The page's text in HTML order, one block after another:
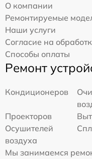
О компании
Ремонтируемые
Наши услуги
Согласие на
Способы оплаты
Ремонт
Кондиционеров
Проекторов
Осушителей
воздуха
Мы занимаемся